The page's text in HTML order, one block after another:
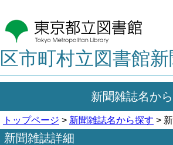
区市町村立図書館
新聞雑誌名か
トップページ > 新聞雑誌名から探す >
新聞雑誌詳細